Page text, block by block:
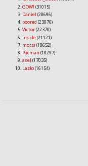
GOWI (31015)
Daniel (28696)
boored (23076)
Victor(22370)
Inside (21121)
motsi (18652)
Pacman (18297)
axel (17035)
Lazlo(16154)